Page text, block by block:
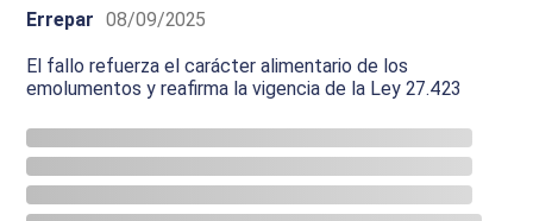
Errepar 08/09/2025
El fallo refuerza el carácter alimentario de los
emolumentos y reafirma la vigencia de la Ley 27.423